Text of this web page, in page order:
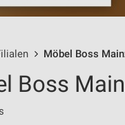
Möbel Boss
Boss